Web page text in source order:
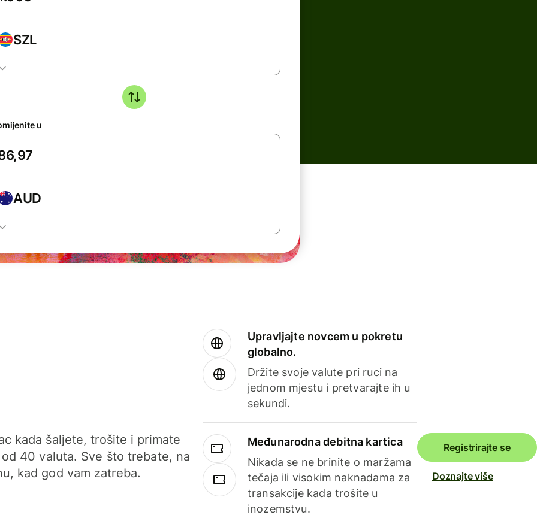
SZL
u
AUD
kada šaljete, trošite i primate
40 valuta. Sve što trebate, na
kad god vam zatreba.
Upravljajte novcem u pokretu
globalno.
Držite svoje valute pri ruci na
jednom mjestu i pretvarajte ih u
sekundi.
Međunarodna debitna kartica
Nikada se ne brinite o maržama
tečaja ili visokim naknadama za
transakcije kada trošite u
inozemstvu.
Registrirajte se
Doznajte više